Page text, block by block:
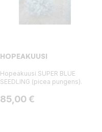
HOPEAKUUSI
Hopeakuusi SUPER BLUE
SEEDLING (picea pungens).
Hinta
85,00 €